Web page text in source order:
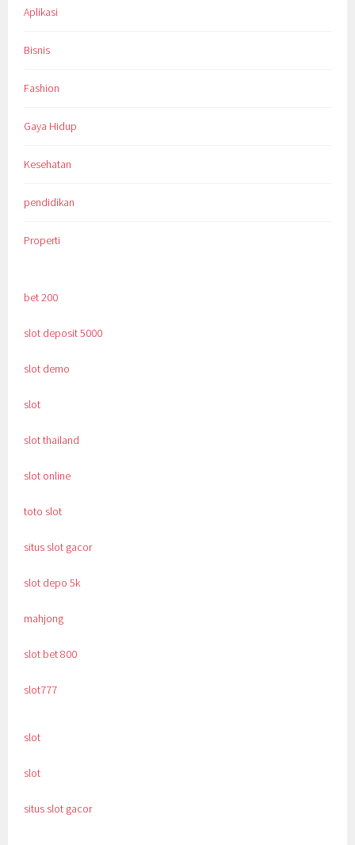
Aplikasi
Bisnis
Fashion
Gaya Hidup
Kesehatan
pendidikan
Properti
bet 200
slot deposit 5000
slot demo
slot
slot thailand
slot online
toto slot
situs slot gacor
slot depo 5k
mahjong
slot bet 800
slot777
slot
slot
situs slot gacor